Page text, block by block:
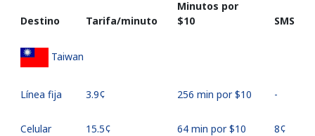
Destino Tarifa/minuto
Minutos por
⁦$10⁩
SMS
Taiwan
Línea fija ⁦3.9¢⁩ 256 min por ⁦$10⁩ -
Celular ⁦15.5¢⁩ 64 min por ⁦$10⁩ ⁦8¢⁩